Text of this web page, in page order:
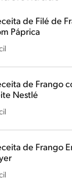
de Filé de
Páprica
de Frango
Nestlé
de Frango